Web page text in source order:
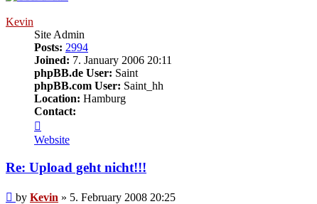
Kevin
Site Admin
Posts: 2994
Joined: 7. January 2006 20:11
phpBB.de User: Saint
phpBB.com User: Saint_hh
Location: Hamburg
Contact:
Kevin
Website
Re: Upload geht nicht!!!
Post
by Kevin » 5. February 2008 20:25